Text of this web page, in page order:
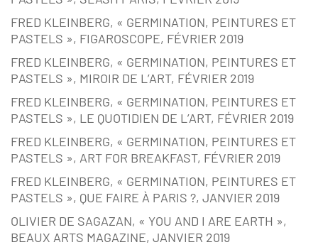
FRED KLEINBERG, « GERMINATION, PEINTURES ET
PASTELS », FIGAROSCOPE, FÉVRIER 2019
FRED KLEINBERG, « GERMINATION, PEINTURES ET
PASTELS », MIROIR DE L’ART, FÉVRIER 2019
FRED KLEINBERG, « GERMINATION, PEINTURES ET
PASTELS », LE QUOTIDIEN DE L’ART, FÉVRIER 2019
FRED KLEINBERG, « GERMINATION, PEINTURES ET
PASTELS », ART FOR BREAKFAST, FÉVRIER 2019
FRED KLEINBERG, « GERMINATION, PEINTURES ET
PASTELS », QUE FAIRE À PARIS ?, JANVIER 2019
OLIVIER DE SAGAZAN, « YOU AND I ARE EARTH »,
BEAUX ARTS MAGAZINE, JANVIER 2019